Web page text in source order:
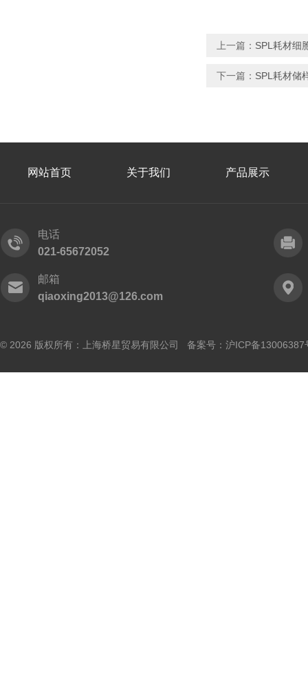
上一篇： SPL耗材细
下一篇： SPL耗材储
网站首页 关于我们 产品展示
电话
021-65672052
邮箱
qiaoxing2013@126.com
© 2026 版权所有：上海桥星贸易有限公司 备案号： 沪ICP备13006387